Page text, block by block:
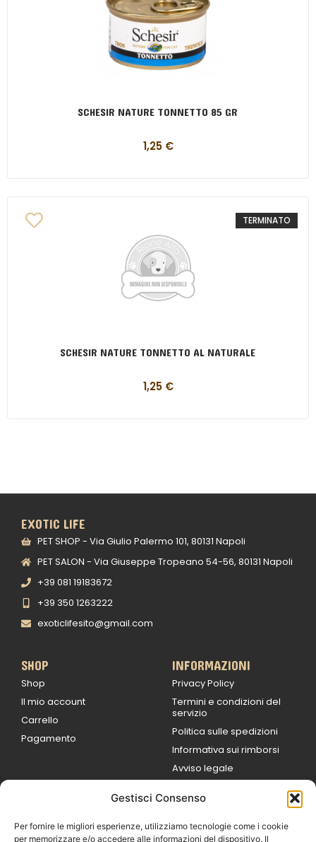
Gestisci Consenso
Per fornire le migliori esperienze, utilizziamo tecnologie come i cookie
per memorizzare e/o accedere alle informazioni del dispositivo. Il
SCHESIR NATURE TONNETTO 85 GR
1,25 €
TERMINATO
SCHESIR NATURE TONNETTO AL NATURALE
1,25 €
EXOTIC LIFE
PET SHOP - Via Giulio Palermo 101, 80131 Napoli
PET SALON - Via Giuseppe Tropeano 54-56, 80131 Napoli
+39 081 19183672
+39 350 1263222
exoticlifesito@gmail.com
SHOP
Shop
Il mio account
Carrello
Pagamento
INFORMAZIONI
Privacy Policy
Termini e condizioni del
servizio
Politica sulle spedizioni
Informativa sui rimborsi
Avviso legale
9:00
Sabato 09:00 /